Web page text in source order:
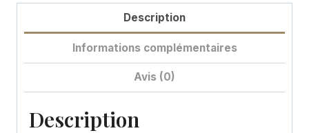
Description
Informations complémentaires
Avis (0)
Description